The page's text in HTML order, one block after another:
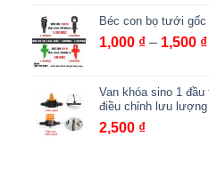
Béc con bọ tưới
1,000 ₫ – 1,500 ₫
Van khóa sino 1
điều chỉnh lưu
2,500 ₫